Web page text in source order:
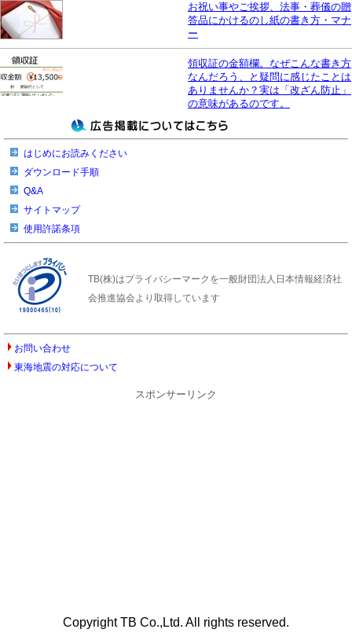
お祝い事やご挨拶、法事・葬儀の贈
答品にかけるのし紙の書き方・マナ
ー
領収証の金額欄。なぜこんな書き方
なんだろう、と疑問に感じたことは
ありませんか？実は「改ざん防止」
の意味があるのです。
はじめにお読みください
ダウンロード手順
Q&A
サイトマップ
使用許諾条項
TB(株)はプライバシーマークを一般財団法人日本情報経済社
会推進協会より取得しています
お問い合わせ
東海地震の対応について
スポンサーリンク
Copyright TB Co.,Ltd. All rights reserved.